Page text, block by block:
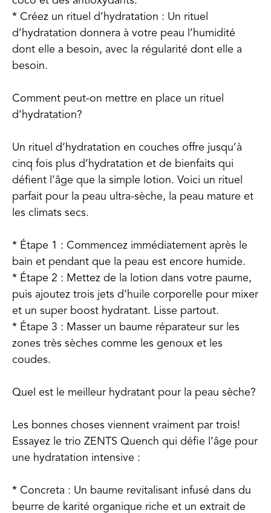
* Créez un rituel d’hydratation : Un rituel
d’hydratation donnera à votre peau l’humidité
dont elle a besoin, avec la régularité dont elle a
besoin.
Comment peut-on mettre en place un rituel
d’hydratation?
Un rituel d’hydratation en couches offre jusqu’à
cinq fois plus d’hydratation et de bienfaits qui
défient l’âge que la simple lotion. Voici un rituel
parfait pour la peau ultra-sèche, la peau mature et
les climats secs.
* Étape 1 : Commencez immédiatement après le
bain et pendant que la peau est encore humide.
* Étape 2 : Mettez de la lotion dans votre paume,
puis ajoutez trois jets d’huile corporelle pour mixer
et un super boost hydratant. Lisse partout.
* Étape 3 : Masser un baume réparateur sur les
zones très sèches comme les genoux et les
coudes.
Quel est le meilleur hydratant pour la peau sèche?
Les bonnes choses viennent vraiment par trois!
Essayez le trio ZENTS Quench qui défie l’âge pour
une hydratation intensive :
* Concreta : Un baume revitalisant infusé dans du
beurre de karité organique riche et un extrait de